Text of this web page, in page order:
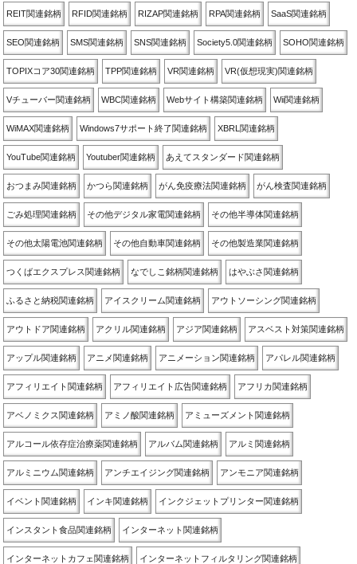
REIT関連銘柄 RFID関連銘柄 RIZAP関連銘柄 RPA関連銘柄 SaaS関連銘柄
SEO関連銘柄 SMS関連銘柄 SNS関連銘柄 Society5.0関連銘柄 SOHO関連銘柄
TOPIXコア30関連銘柄 TPP関連銘柄 VR関連銘柄 VR(仮想現実)関連銘柄
Vチューバー関連銘柄 WBC関連銘柄 Webサイト構築関連銘柄 Wii関連銘柄
WiMAX関連銘柄 Windows7サポート終了関連銘柄 XBRL関連銘柄
YouTube関連銘柄 Youtuber関連銘柄 あえてスタンダード関連銘柄
おつまみ関連銘柄 かつら関連銘柄 がん免疫療法関連銘柄 がん検査関連銘柄
ごみ処理関連銘柄 その他デジタル家電関連銘柄 その他半導体関連銘柄
その他太陽電池関連銘柄 その他自動車関連銘柄 その他製造業関連銘柄
つくばエクスプレス関連銘柄 なでしこ銘柄関連銘柄 はやぶさ関連銘柄
ふるさと納税関連銘柄 アイスクリーム関連銘柄 アウトソーシング関連銘柄
アウトドア関連銘柄 アクリル関連銘柄 アジア関連銘柄 アスベスト対策関連銘柄
アップル関連銘柄 アニメ関連銘柄 アニメーション関連銘柄 アパレル関連銘柄
アフィリエイト関連銘柄 アフィリエイト広告関連銘柄 アフリカ関連銘柄
アベノミクス関連銘柄 アミノ酸関連銘柄 アミューズメント関連銘柄
アルコール依存症治療薬関連銘柄 アルバム関連銘柄 アルミ関連銘柄
アルミニウム関連銘柄 アンチエイジング関連銘柄 アンモニア関連銘柄
イベント関連銘柄 インキ関連銘柄 インクジェットプリンター関連銘柄
インスタント食品関連銘柄 インターネット関連銘柄
インターネットカフェ関連銘柄 インターネットフィルタリング関連銘柄